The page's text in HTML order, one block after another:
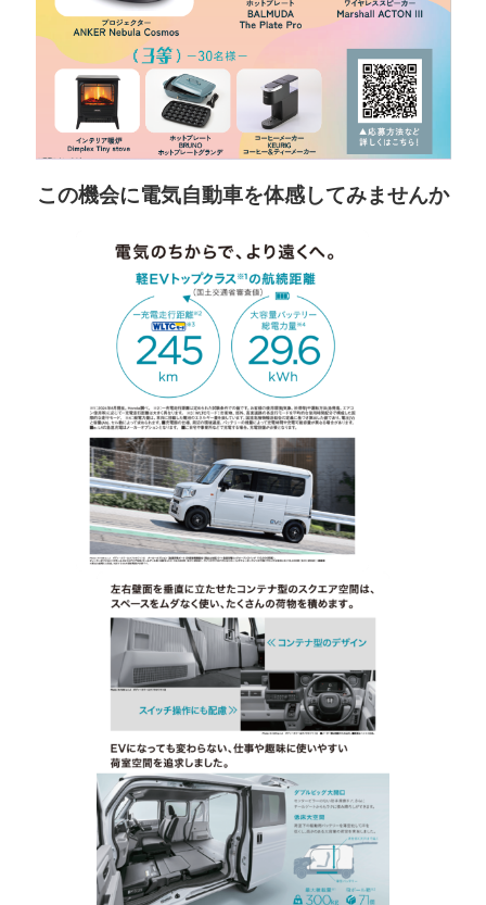
この機会に電気自動車を体感してみませんか